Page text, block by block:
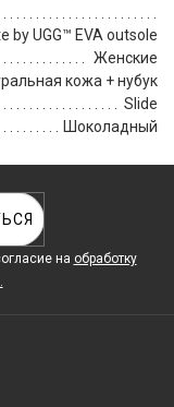
by UGG™ EVA outsole
Женские
кожа + нубук
Slide
Шоколадный
на обработку